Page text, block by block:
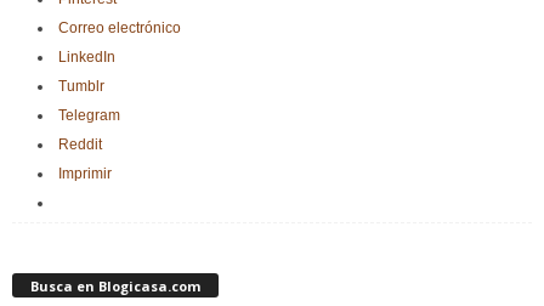
Correo electrónico
LinkedIn
Tumblr
Telegram
Reddit
Imprimir
Busca en Blogicasa.com